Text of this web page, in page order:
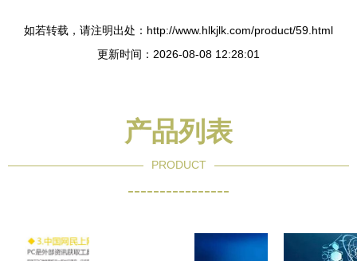
如若转载，请注明出处：http://www.hlkjlk.com/product/59.html
更新时间：2026-08-08 12:28:01
产品列表
PRODUCT
----------------